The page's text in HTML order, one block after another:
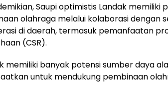
Saupi optimistis Landak
olahraga melalui kolaborasi dengan
di daerah, termasuk pemanfaatan
(CSR).
memiliki banyak potensi sumber daya
untuk mendukung pembinaan